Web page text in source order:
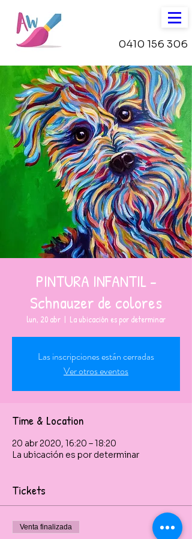
0410 156 306
PINTURA INFANTIL -
Schnauzer de colores
lun, 20 abr
  |
La ubicación es por determinar
Las inscripciones están cerradas
Ver otros eventos
Time & Location
20 abr 2020, 16:20 – 18:20
La ubicación es por determinar
Tickets
Venta finalizada